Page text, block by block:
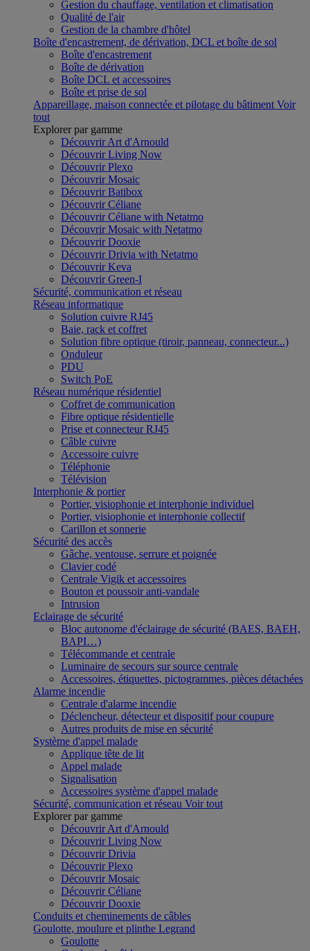
Gestion du chauffage, ventilation et climatisation
Qualité de l'air
Gestion de la chambre d'hôtel
Boîte d'encastrement, de dérivation, DCL et boîte de sol
Boîte d'encastrement
Boîte de dérivation
Boîte DCL et accessoires
Boîte et prise de sol
Appareillage, maison connectée et pilotage du bâtiment Voir
tout
Explorer par gamme
Découvrir Art d'Arnould
Découvrir Living Now
Découvrir Plexo
Découvrir Mosaic
Découvrir Batibox
Découvrir Céliane
Découvrir Céliane with Netatmo
Découvrir Mosaic with Netatmo
Découvrir Dooxie
Découvrir Drivia with Netatmo
Découvrir Keva
Découvrir Green-I
Sécurité, communication et réseau
Réseau informatique
Solution cuivre RJ45
Baie, rack et coffret
Solution fibre optique (tiroir, panneau, connecteur...)
Onduleur
PDU
Switch PoE
Réseau numérique résidentiel
Coffret de communication
Fibre optique résidentielle
Prise et connecteur RJ45
Câble cuivre
Accessoire cuivre
Téléphonie
Télévision
Interphonie & portier
Portier, visiophonie et interphonie individuel
Portier, visiophonie et interphonie collectif
Carillon et sonnerie
Sécurité des accès
Gâche, ventouse, serrure et poignée
Clavier codé
Centrale Vigik et accessoires
Bouton et poussoir anti-vandale
Intrusion
Eclairage de sécurité
Bloc autonome d'éclairage de sécurité (BAES, BAEH,
BAPI…)
Télécommande et centrale
Luminaire de secours sur source centrale
Accessoires, étiquettes, pictogrammes, pièces détachées
Alarme incendie
Centrale d'alarme incendie
Déclencheur, détecteur et dispositif pour coupure
Autres produits de mise en sécurité
Système d'appel malade
Applique tête de lit
Appel malade
Signalisation
Accessoires système d'appel malade
Sécurité, communication et réseau Voir tout
Explorer par gamme
Découvrir Art d'Arnould
Découvrir Living Now
Découvrir Drivia
Découvrir Plexo
Découvrir Mosaic
Découvrir Céliane
Découvrir Dooxie
Conduits et cheminements de câbles
Goulotte, moulure et plinthe Legrand
Goulotte